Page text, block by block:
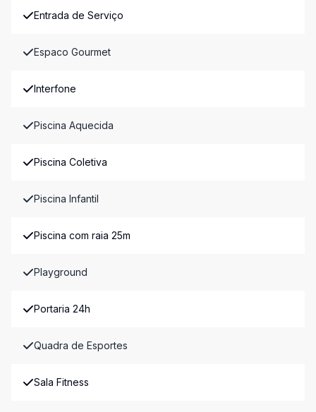
Entrada de Serviço
Espaco Gourmet
Interfone
Piscina Aquecida
Piscina Coletiva
Piscina Infantil
Piscina com raia 25m
Playground
Portaria 24h
Quadra de Esportes
Sala Fitness